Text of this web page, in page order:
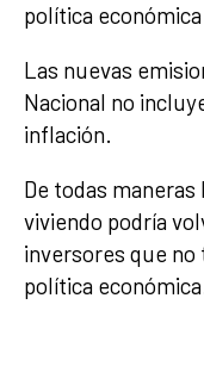
política
Las nuevas
Nacional no
inflación.
De todas
viviendo podría
inversores que no
política